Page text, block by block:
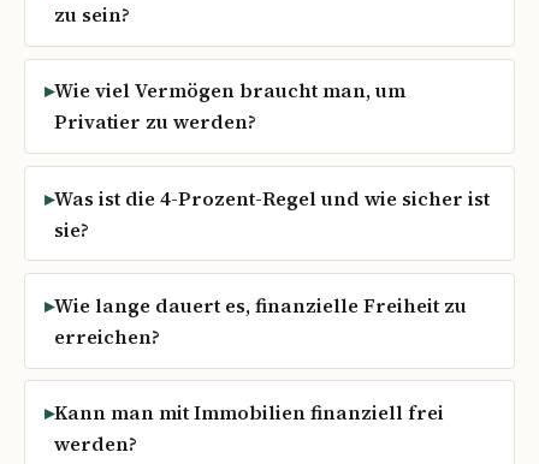
zu sein?
Wie viel Vermögen braucht man, um
Privatier zu werden?
Was ist die 4-Prozent-Regel und wie sicher ist
sie?
Wie lange dauert es, finanzielle Freiheit zu
erreichen?
Kann man mit Immobilien finanziell frei
werden?